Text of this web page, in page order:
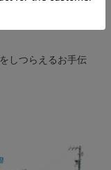
んな年齢の肌にも
しつらえるお手伝